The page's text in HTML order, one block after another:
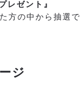
レゼント』
方の中から抽選
ジ